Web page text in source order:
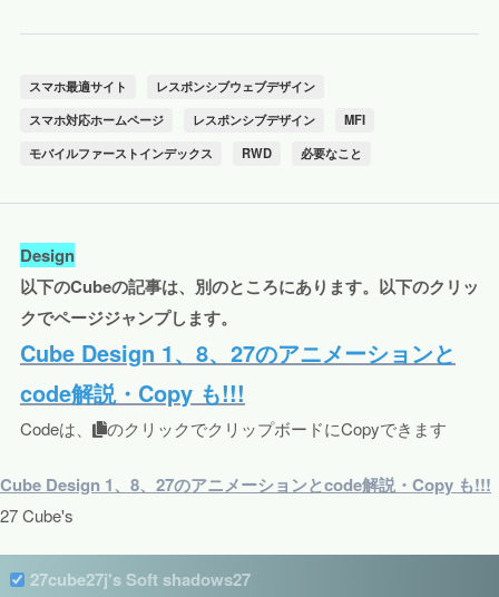
スマホ最適サイト
レスポンシブウェブデザイン
スマホ対応ホームページ
レスポンシブデザイン
MFI
モバイルファーストインデックス
RWD 必要なこと
Design
以下のCubeの記事は、別のところにあります。以下のクリッ
クでページジャンプします。
Cube Design 1、8、27のアニメーションと
code解説・Copy も!!!
Codeは、 のクリックでクリップボードにCopyできます
Cube Design 1、8、27のアニメーションとcode解説・Copy も!!!
27 Cube's
27cube27j's Soft shadows27